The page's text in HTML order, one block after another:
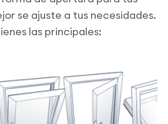
se ajuste a tus necesidades.
las principales: